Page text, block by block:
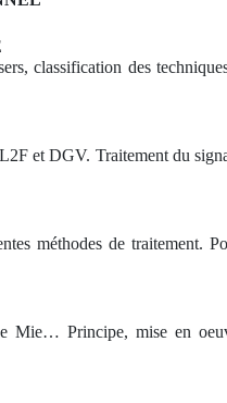
classification des
et DGV. Traitement du
méthodes de traitement.
Principe, mise en